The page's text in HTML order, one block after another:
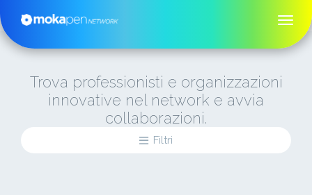
Trova professionisti e organizzazioni
innovative nel network e avvia
collaborazioni.
Filtri